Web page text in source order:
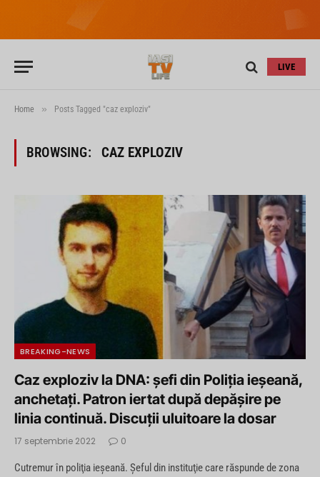
LIVE
Home » Posts Tagged "caz exploziv"
BROWSING: CAZ EXPLOZIV
BREAKING-NEWS
Caz exploziv la DNA: şefi din Poliţia ieşeană,
anchetaţi. Patron iertat după depăşire pe
linia continuă. Discuţii uluitoare la dosar
17 septembrie 2022 0
Cutremur în poliţia ieşeană. Şeful din instituţie care răspunde de zona